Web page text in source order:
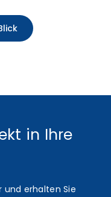
in Ihre
und erhalten Sie